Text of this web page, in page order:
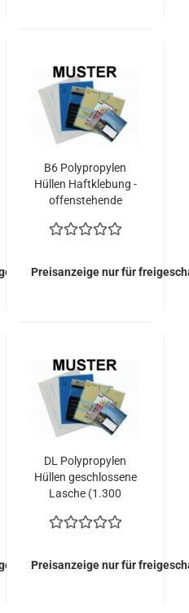
Kunden
B6 Polypropylen
Hüllen Haftklebung -
offenstehende
Kuverts = 350,00
Preisanzeige nur für
Kunden
DL Polypropylen
Hüllen geschlossene
Lasche (1.300
EURO)
Preisanzeige nur für